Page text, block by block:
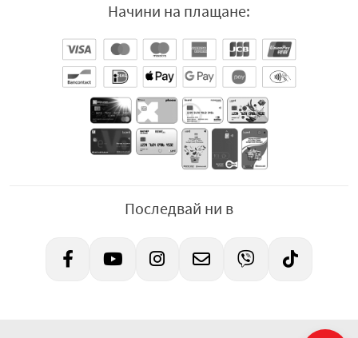
Начини на плащане:
Последвай ни в